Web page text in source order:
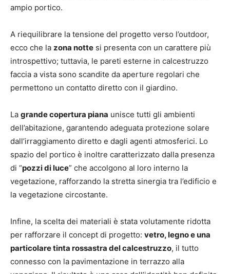
ampio portico.
A riequilibrare la tensione del progetto verso l’outdoor,
ecco che la zona notte si presenta con un carattere più
introspettivo; tuttavia, le pareti esterne in calcestruzzo
faccia a vista sono scandite da aperture regolari che
permettono un contatto diretto con il giardino.
La grande copertura piana unisce tutti gli ambienti
dell’abitazione, garantendo adeguata protezione solare
dall’irraggiamento diretto e dagli agenti atmosferici. Lo
spazio del portico è inoltre caratterizzato dalla presenza
di “pozzi di luce” che accolgono al loro interno la
vegetazione, rafforzando la stretta sinergia tra l’edificio e
la vegetazione circostante.
Infine, la scelta dei materiali è stata volutamente ridotta
per rafforzare il concept di progetto: vetro, legno e una
particolare tinta rossastra del calcestruzzo, il tutto
connesso con la pavimentazione in terrazzo alla